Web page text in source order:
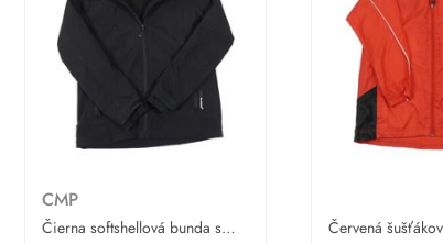
CMP
Čierna softshellová bunda s
Červená